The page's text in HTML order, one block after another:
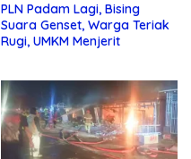
PLN Padam Lagi, Bising
Suara Genset, Warga Teriak
Rugi, UMKM Menjerit